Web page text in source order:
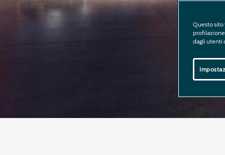
Questo sito
profilazione
dagli utenti